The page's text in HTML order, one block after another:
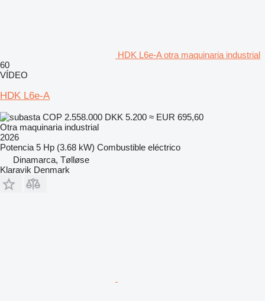
HDK L6e-A otra maquinaria industrial
60
VÍDEO
HDK L6e-A
COP 2.558.000 DKK 5.200 ≈ EUR 695,60
Otra maquinaria industrial
2026
Potencia 5 Hp (3.68 kW) Combustible eléctrico
Dinamarca, Tølløse
Klaravik Denmark